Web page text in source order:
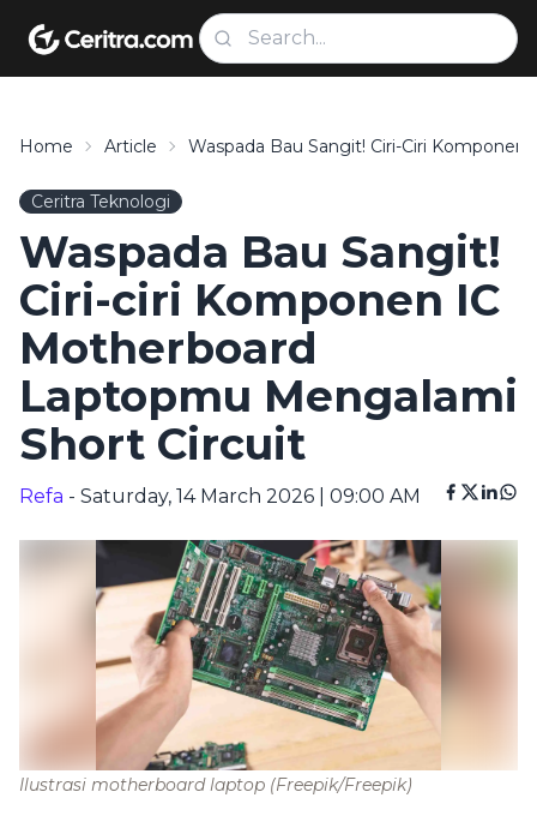
Home Article Waspada Bau Sangit! Ciri-Ciri
Ceritra Teknologi
Waspada Bau Sangit!
Ciri-ciri Komponen IC
Motherboard
Laptopmu Mengalami
Short Circuit
Refa - Saturday, 14 March 2026 | 09:00 AM
Ilustrasi motherboard laptop (Freepik/Freepik)